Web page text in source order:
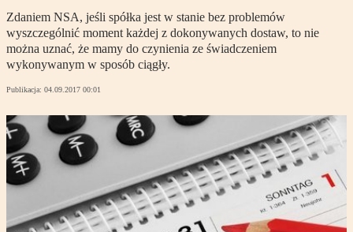
Zdaniem NSA, jeśli spółka jest w stanie bez problemów
wyszczególnić moment każdej z dokonywanych dostaw, to nie
można uznać, że mamy do czynienia ze świadczeniem
wykonywanym w sposób ciągły.
Publikacja: 04.09.2017 00:01